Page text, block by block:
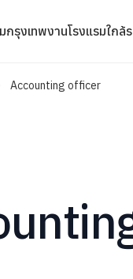
กรุงเทพงานโรงแรมใกล้
Accounting officer